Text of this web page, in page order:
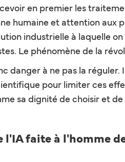
en premier les
humaine et attention aux
industrielle à laquelle
Le phénomène de la
danger à ne pas la
pour limiter ces
sa dignité de choisir et
faite à l'homme